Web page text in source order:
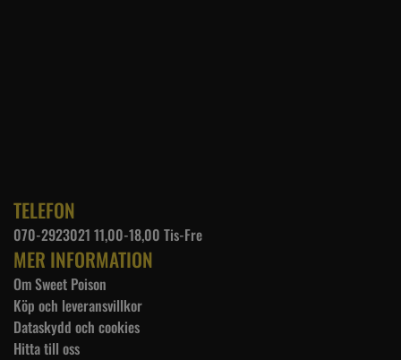
TELEFON
070-2923021 11,00-18,00 Tis-Fre
MER INFORMATION
Om Sweet Poison
Köp och leveransvillkor
Dataskydd och cookies
Hitta till oss